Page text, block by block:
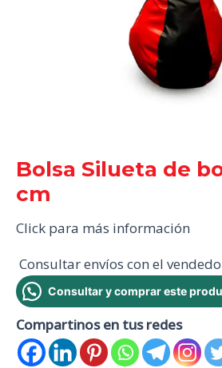
Bolsa Silueta de
cm
Click para más información
Consultar envíos con el
Consultar y comprar este
Compartinos en tus redes